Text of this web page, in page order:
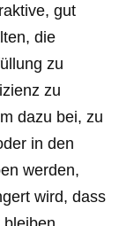
gut
die
zu
zu
dazu bei, zu
in den
werden,
wird, dass